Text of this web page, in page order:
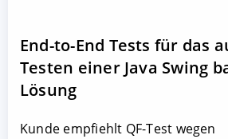
End-to-End Tests für das
Testen einer Java Swing
Lösung
Kunde empfiehlt QF-Test wegen